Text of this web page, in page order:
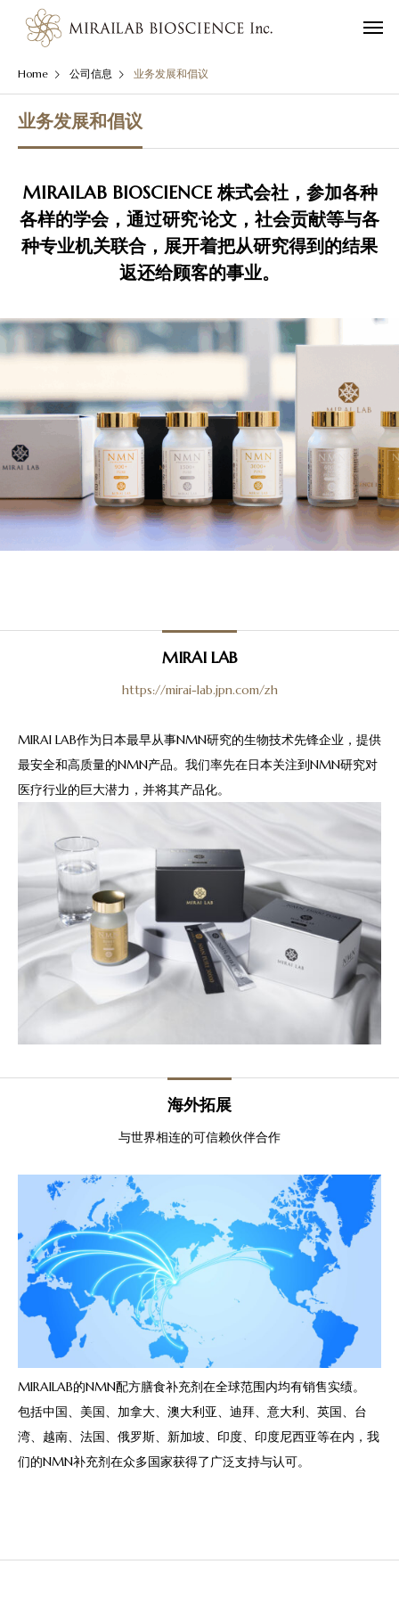
Home 公司信息 业务发展和倡议
业务发展和倡议
MIRAILAB BIOSCIENCE 株式会社，参加各种
各样的学会，通过研究·论文，社会贡献等与各
种专业机关联合，展开着把从研究得到的结果
返还给顾客的事业。
MIRAI LAB
https://mirai-lab.jpn.com/zh
MIRAI LAB作为日本最早从事NMN研究的生物技术先锋企业，提供
最安全和高质量的NMN产品。我们率先在日本关注到NMN研究对
医疗行业的巨大潜力，并将其产品化。
海外拓展
与世界相连的可信赖伙伴合作
MIRAILAB的NMN配方膳食补充剂在全球范围内均有销售实绩。
包括中国、美国、加拿大、澳大利亚、迪拜、意大利、英国、台
湾、越南、法国、俄罗斯、新加坡、印度、印度尼西亚等在内，我
们的NMN补充剂在众多国家获得了广泛支持与认可。